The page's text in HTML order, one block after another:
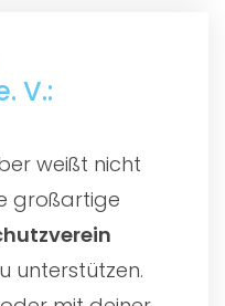
V.:
weißt nicht
großartige
unterstützen.